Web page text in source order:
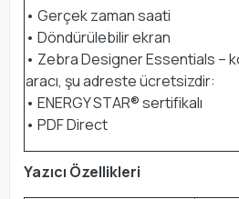
• Gerçek zaman saati
• Döndürülebilir ekran
• Zebra Designer Essentials –
aracı, şu adreste ücretsizdir:
• ENERGY STAR® sertifikalı
• PDF Direct
Yazıcı Özellikleri